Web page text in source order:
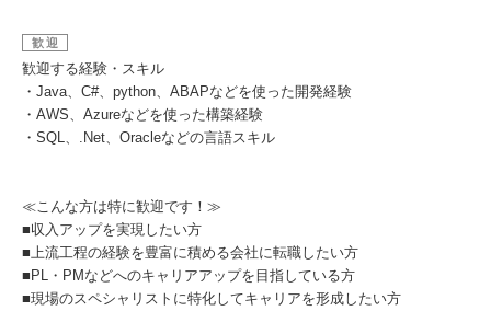
歓迎
歓迎する経験・スキル
・Java、C#、python、ABAPなどを使った開発経験
・AWS、Azureなどを使った構築経験
・SQL、.Net、Oracleなどの言語スキル
≪こんな方は特に歓迎です！≫
■収入アップを実現したい方
■上流工程の経験を豊富に積める会社に転職したい方
■PL・PMなどへのキャリアアップを目指している方
■現場のスペシャリストに特化してキャリアを形成したい方